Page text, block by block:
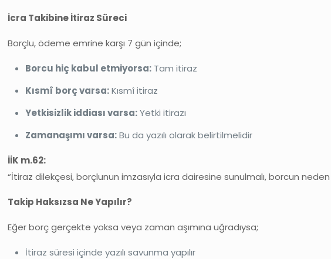
İcra Takibine İtiraz Süreci
Borçlu, ödeme emrine karşı 7 gün içinde;
Borcu hiç kabul etmiyorsa: Tam itiraz
Kısmî borç varsa:Kısmî itiraz
Yetkisizlik iddiası varsa:Yetki itirazı
Zamanaşımı varsa:Bu da yazılı olarak belirtilmelidir
İİK m.62:
“İtiraz dilekçesi, borçlunun imzasıyla icra dairesine sunulmalı, borcun
Takip Haksızsa Ne Yapılır?
Eğer borç gerçekte yoksa veya zaman aşımına uğradıysa;
İtiraz süresi içinde yazılı savunma yapılır